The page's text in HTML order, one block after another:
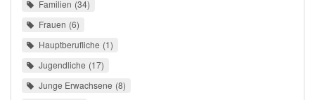
Familien 34
Frauen 6
Hauptberufliche 1
Jugendliche 17
Junge Erwachsene 8